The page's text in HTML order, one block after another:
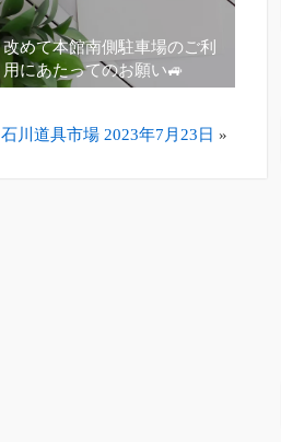
改めて本館南側駐車場のご利
用にあたってのお願い🚙
石川道具市場 2023年7月23日 »